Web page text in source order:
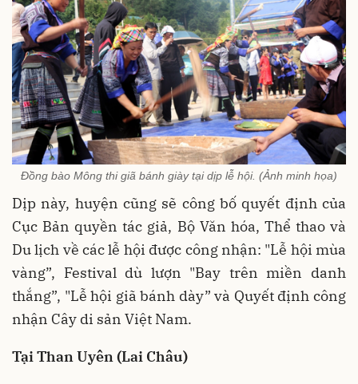
Đồng bào Mông thi giã bánh giày tại dịp lễ hội. (Ảnh minh họa)
Dịp này, huyện cũng sẽ công bố quyết định của
Cục Bản quyền tác giả, Bộ Văn hóa, Thể thao và
Du lịch về các lễ hội được công nhận: "Lễ hội mùa
vàng”, Festival dù lượn "Bay trên miền danh
thắng”, "Lễ hội giã bánh dày” và Quyết định công
nhận Cây di sản Việt Nam.
Tại Than Uyên (Lai Châu)